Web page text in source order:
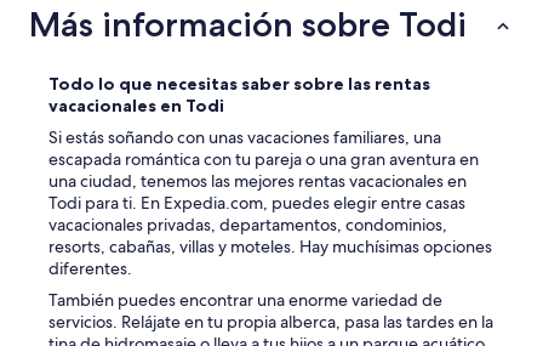
Más información sobre Todi
Todo lo que necesitas saber sobre las rentas
vacacionales en Todi
Si estás soñando con unas vacaciones familiares, una
escapada romántica con tu pareja o una gran aventura en
una ciudad, tenemos las mejores rentas vacacionales en
Todi para ti. En Expedia.com, puedes elegir entre casas
vacacionales privadas, departamentos, condominios,
resorts, cabañas, villas y moteles. Hay muchísimas opciones
diferentes.
También puedes encontrar una enorme variedad de
servicios. Relájate en tu propia alberca, pasa las tardes en la